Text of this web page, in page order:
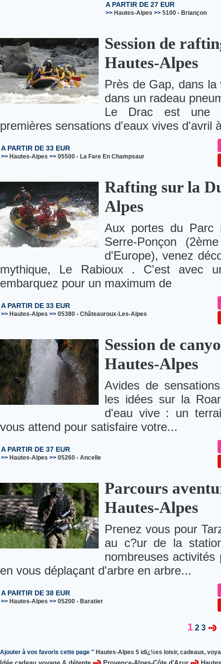
A PARTIR DE 27 EUR
>> Hautes-Alpes >> 5100 - Briançon
Session de
Hautes-Alpes
Près de Gap, dans
dans un radeau
Le Drac est une
premières sensations d'eaux vives d'avril
A PARTIR DE 33 EUR
>> Hautes-Alpes >> 05500 - La Fare En Champsaur
Rafting sur la
Alpes
Aux portes du Parc
Serre-Ponçon
d'Europe), venez
mythique, Le Rabioux . C'est avec
embarquez pour un maximum de
A PARTIR DE 33 EUR
>> Hautes-Alpes >> 05380 - Châteauroux-Les-Alpes
Session de
Hautes-Alpes
Avides de
les idées sur la
d'eau vive : un
vous attend pour satisfaire votre...
A PARTIR DE 37 EUR
>> Hautes-Alpes >> 05260 - Ancelle
Parcours
Hautes-Alpes
Prenez vous pour
au c?ur de la
nombreuses
en vous déplaçant d'arbre en arbre...
A PARTIR DE 38 EUR
>> Hautes-Alpes >> 05200 - Baratier
1 2 3
Ajouter à vos favoris cette page " Hautes-Alpes 5 idï¿½es loisir, cadeaux,